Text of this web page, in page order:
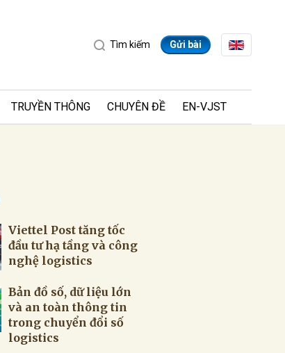
Tìm kiếm Gửi bài
TRUYỀN THÔNG CHUYÊN ĐỀ EN-VJST
Viettel Post tăng tốc
đầu tư hạ tầng và công
nghệ logistics
Bản đồ số, dữ liệu lớn
và an toàn thông tin
trong chuyển đổi số
logistics